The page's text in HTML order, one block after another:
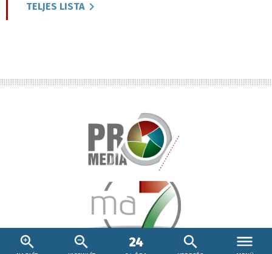
TELJES LISTA